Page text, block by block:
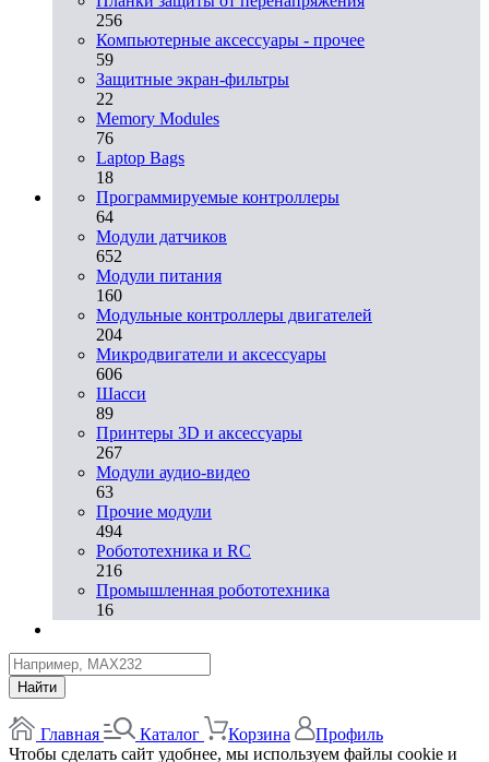
256
Компьютерные аксессуары - прочее
59
Защитные экран-фильтры
22
Memory Modules
76
Laptop Bags
18
Программируемые контроллеры
64
Модули датчиков
652
Модули питания
160
Модульные контроллеры двигателей
204
Микродвигатели и аксессуары
606
Шасси
89
Принтеры 3D и аксессуары
267
Модули аудио-видео
63
Прочие модули
494
Робототехника и RC
216
Промышленная робототехника
16
Найти
Главная Каталог Корзина
Профиль
Чтобы сделать сайт удобнее, мы используем файлы cookie и